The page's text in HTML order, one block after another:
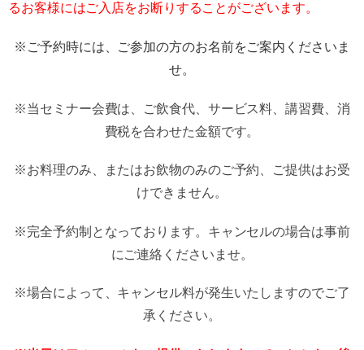
るお客様にはご入店をお断りすることがございます。
※ご予約時には、ご参加の方のお名前をご案内くださいま
せ。
※当セミナー会費は、ご飲食代、サービス料、講習費、消
費税を合わせた金額です。
※お料理のみ、またはお飲物のみのご予約、ご提供はお受
けできません。
※完全予約制となっております。キャンセルの場合は事前
にご連絡くださいませ。
※場合によって、キャンセル料が発生いたしますのでご了
承ください。